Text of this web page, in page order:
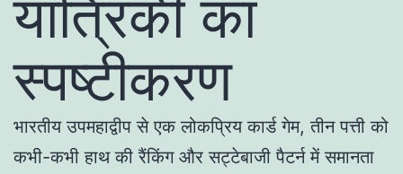
यांत्रिकी का
स्पष्टीकरण
भारतीय उपमहाद्वीप से एक लोकप्रिय कार्ड गेम, तीन पत्ती को
कभी-कभी हाथ की रैंकिंग और सट्टेबाजी पैटर्न में समानता